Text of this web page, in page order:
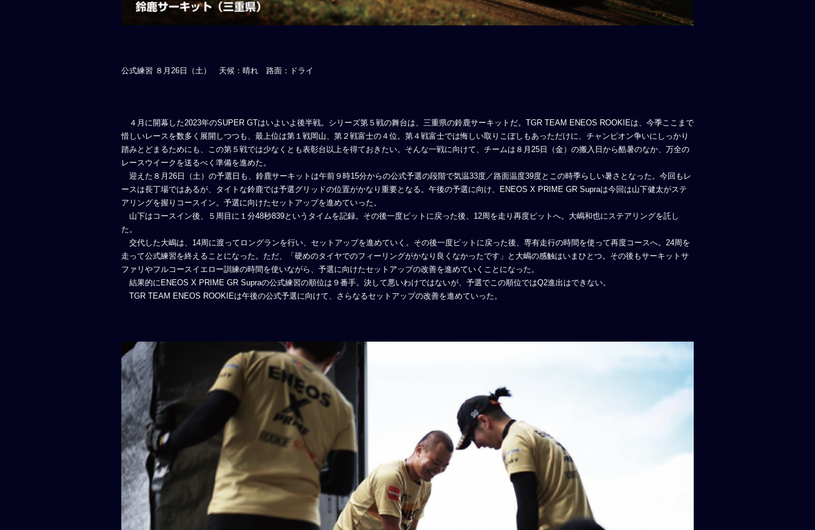
公式練習 ８月26日（土） 天候：晴れ 路面：ドライ
４月に開幕した2023年のSUPER GTはいよいよ後半戦。シリーズ第５戦の舞台は、三重県の鈴鹿サーキットだ。TGR TEAM ENEOS ROOKIEは、今季ここまで
惜しいレースを数多く展開しつつも、最上位は第１戦岡山、第２戦富士の４位。第４戦富士では悔しい取りこぼしもあっただけに、チャンピオン争いにしっかり
踏みとどまるためにも、この第５戦では少なくとも表彰台以上を得ておきたい。そんな一戦に向けて、チームは８月25日（金）の搬入日から酷暑のなか、万全の
レースウイークを送るべく準備を進めた。
迎えた８月26日（土）の予選日も、鈴鹿サーキットは午前９時15分からの公式予選の段階で気温33度／路面温度39度とこの時季らしい暑さとなった。今回もレ
ースは長丁場ではあるが、タイトな鈴鹿では予選グリッドの位置がかなり重要となる。午後の予選に向け、ENEOS X PRIME GR Supraは今回は山下健太がステ
アリングを握りコースイン。予選に向けたセットアップを進めていった。
山下はコースイン後、５周目に１分48秒839というタイムを記録。その後一度ピットに戻った後、12周を走り再度ピットへ。大嶋和也にステアリングを託し
た。
交代した大嶋は、14周に渡ってロングランを行い、セットアップを進めていく。その後一度ピットに戻った後、専有走行の時間を使って再度コースへ。24周を
走って公式練習を終えることになった。ただ、「硬めのタイヤでのフィーリングがかなり良くなかったです」と大嶋の感触はいまひとつ。その後もサーキットサ
ファリやフルコースイエロー訓練の時間を使いながら、予選に向けたセットアップの改善を進めていくことになった。
結果的にENEOS X PRIME GR Supraの公式練習の順位は９番手。決して悪いわけではないが、予選でこの順位ではQ2進出はできない。
TGR TEAM ENEOS ROOKIEは午後の公式予選に向けて、さらなるセットアップの改善を進めていった。